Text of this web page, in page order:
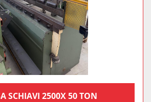
SCHIAVI 2500X 50 TON